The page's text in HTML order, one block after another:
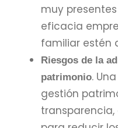
muy
eficacia
familiar estén
Riesgos de la
patrimonio.
gestión